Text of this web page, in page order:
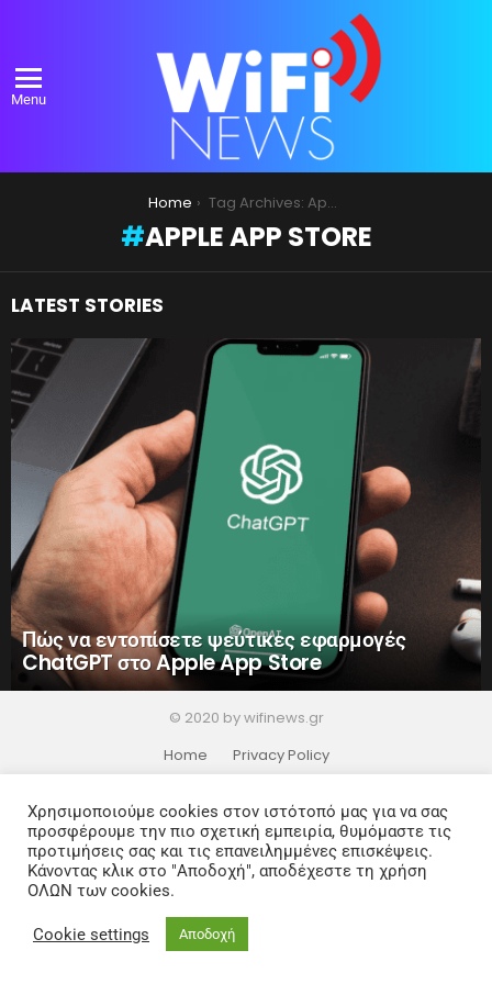
Menu
Home Tag Archives: Apple App Store
APPLE APP STORE
LATEST STORIES
Πώς να εντοπίσετε ψεύτικες εφαρμογές
ChatGPT στο Apple App Store
© 2020 by wifinews.gr
Home
Privacy Policy
Χρησιμοποιούμε cookies στον ιστότοπό μας για να σας
προσφέρουμε την πιο σχετική εμπειρία, θυμόμαστε τις
προτιμήσεις σας και τις επανειλημμένες επισκέψεις.
Κάνοντας κλικ στο "Αποδοχή", αποδέχεστε τη χρήση
ΟΛΩΝ των cookies.
Cookie settings Αποδοχή